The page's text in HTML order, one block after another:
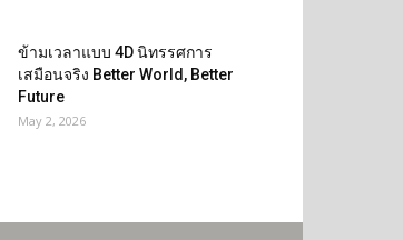
ข้ามเวลาแบบ 4D นิทรรศการ
เสมือนจริง Better World, Better
Future
May 2, 2026